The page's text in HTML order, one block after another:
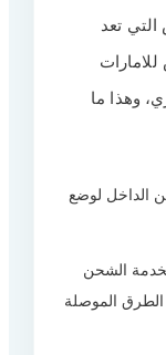
تعد
وهذا ما
الداخل لوضع
الشحن
الطرق الموصلة